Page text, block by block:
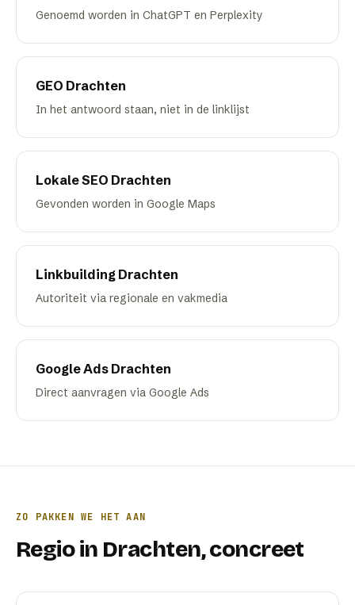
Genoemd worden in ChatGPT en Perplexity
GEO Drachten
In het antwoord staan, niet in de linklijst
Lokale SEO Drachten
Gevonden worden in Google Maps
Linkbuilding Drachten
Autoriteit via regionale en vakmedia
Google Ads Drachten
Direct aanvragen via Google Ads
ZO PAKKEN WE HET AAN
Regioin Drachten, concreet